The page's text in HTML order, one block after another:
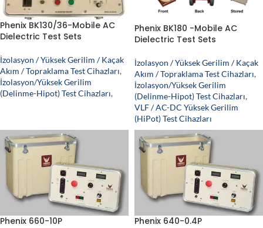
Phenix BK130/36-Mobile AC
Dielectric Test Sets
İzolasyon / Yüksek Gerilim / Kaçak
Akım / Topraklama Test Cihazları,
İzolasyon/Yüksek Gerilim
(Delinme-Hipot) Test Cihazları,
Phenix BK180 -Mobile AC
Dielectric Test Sets
İzolasyon / Yüksek Gerilim / Kaçak
Akım / Topraklama Test Cihazları,
İzolasyon/Yüksek Gerilim
(Delinme-Hipot) Test Cihazları,
VLF / AC-DC Yüksek Gerilim
(HiPot) Test Cihazları
Phenix 660-10P Phenix 640-0.4P